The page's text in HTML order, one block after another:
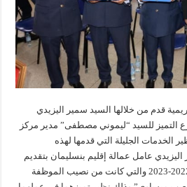
قدم من خلالها السيد سمير اليزيدي
التميز للسيد “ليموني مصطفى” مدير مركز
الخدمات الجليلة التي قدمها لهذه
عامل عمالة إقليم بنسليمان بتقديم
جائزة الموظف المتميز لسنة 2022-2023 والتي كانت من نصيب الموظفة